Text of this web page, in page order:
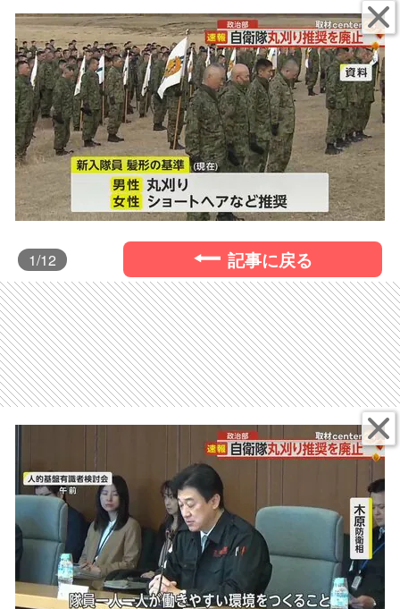
1/12 記事に戻る